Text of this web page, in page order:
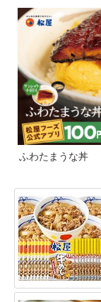
ふわたまうな丼